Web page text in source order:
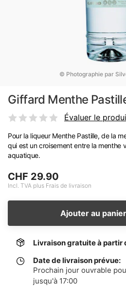
© Photographie par
Giffard Menthe
Évaluer le
Pour la liqueur Menthe Pastille, de la
qui est un croisement entre la menthe
aquatique.
CHF 29.90
Incl. TVA plus Frais de livraison
Ajouter au panier
Livraison gratuite à partir
Date de livraison prévue:
Prochain jour ouvrable
jusqu'à 17:00